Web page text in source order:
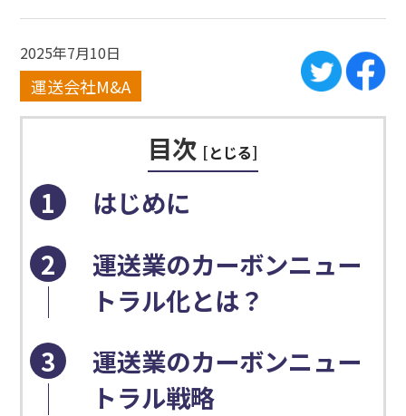
2025年7月10日
運送会社M&A
目次 [とじる]
1
はじめに
2
運送業のカーボンニュー
トラル化とは？
3
運送業のカーボンニュー
トラル戦略